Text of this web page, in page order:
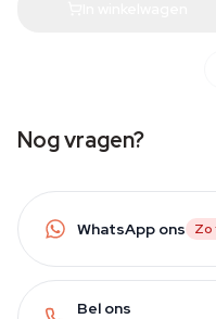
Nog vragen?
WhatsApp ons Zo
Bel ons